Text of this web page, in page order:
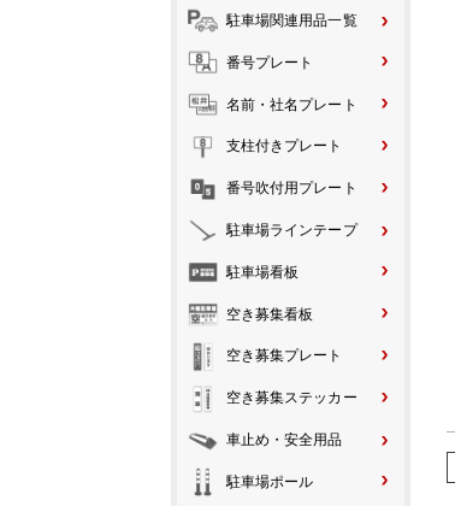
駐車場関連用品一覧
番号プレート
名前・社名プレート
支柱付きプレート
番号吹付用プレート
駐車場ラインテープ
駐車場看板
空き募集看板
空き募集プレート
空き募集ステッカー
車止め・安全用品
駐車場ポール